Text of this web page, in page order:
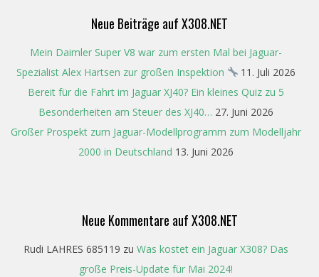
Neue Beiträge auf X308.NET
Mein Daimler Super V8 war zum ersten Mal bei Jaguar-
Spezialist Alex Hartsen zur großen Inspektion
11. Juli 2026
Bereit für die Fahrt im Jaguar XJ40? Ein kleines Quiz zu 5
Besonderheiten am Steuer des XJ40… 27. Juni 2026
Großer Prospekt zum Jaguar-Modellprogramm zum Modelljahr
2000 in Deutschland 13. Juni 2026
Neue Kommentare auf X308.NET
Rudi LAHRES 685119 zu Was kostet ein Jaguar X308? Das
große Preis-Update für Mai 2024!